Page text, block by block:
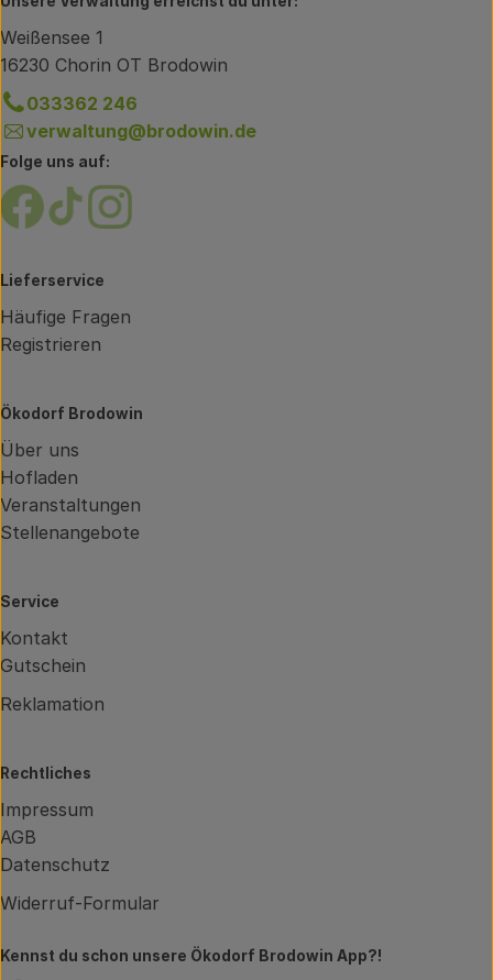
Weißensee 1
16230 Chorin OT Brodowin
033362 246
verwaltung@brodowin.de
Folge uns auf:
Externer Link zu https://www.facebook.com/
Externer Link zu https://www.tiktok.com/
Externer Link zu https://
Lieferservice
Häufige Fragen
Registrieren
Ökodorf Brodowin
Über uns
Hofladen
Veranstaltungen
Stellenangebote
Service
Kontakt
Gutschein
Reklamation
Rechtliches
Impressum
AGB
Datenschutz
Widerruf-Formular
Kennst du schon unsere Ökodorf Brodowin App?!